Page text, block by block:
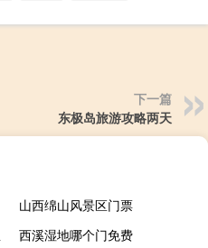
下一篇
东极岛旅游攻略两天
山西绵山风景区门票
西溪湿地哪个门免费